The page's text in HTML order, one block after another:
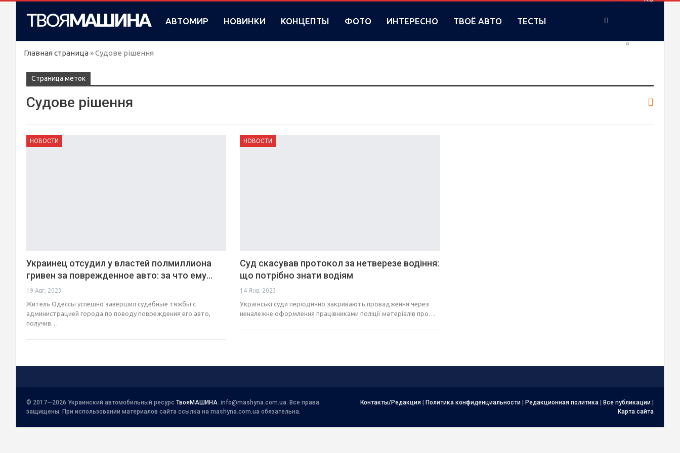
UA
АВТОМИР НОВИНКИ КОНЦЕПТЫ ФОТО ИНТЕРЕСНО ТВОЁ АВТО ТЕСТЫ
Главная страница »Судове рішення
Cтраница меток
Судове рішення
НОВОСТИ
Украинец отсудил у властей полмиллиона
гривен за поврежденное авто: за что ему…
19 Авг, 2023
Житель Одессы успешно завершил судебные тяжбы с
администрацией города по поводу повреждения его авто,
получив…
НОВОСТИ
Суд скасував протокол за нетверезе водіння:
що потрібно знати водіям
14 Янв, 2023
Українські суди періодично закривають провадження через
неналежне оформлення працівниками поліції матеріалів про…
© 2017—2026 Украинский автомобильный ресурс ТвояМАШИНА. info@mashyna.com.ua. Все права
защищены. При использовании материалов сайта ссылка на mashyna.com.ua обязательна.
Контакты/Редакция Политика конфиденциальности Редакционная политика Все публикации
Карта сайта